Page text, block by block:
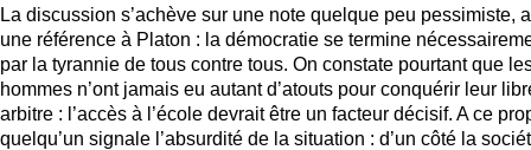
La discussion s’achève sur une note quelque peu pessimiste,
une référence à Platon : la démocratie se termine
par la tyrannie de tous contre tous. On constate pourtant que
hommes n’ont jamais eu autant d’atouts pour conquérir leur
arbitre : l’accès à l’école devrait être un facteur décisif. A ce
quelqu’un signale l’absurdité de la situation : d’un côté la